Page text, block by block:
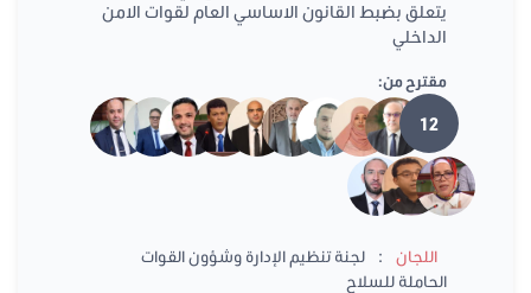
يتعلق بضبط القانون الاساسي العام لقوات الامن
الداخلي
مقترح من:
12
اللجان :
لجنة تنظيم الإدارة وشؤون القوات
الحاملة للسلاح